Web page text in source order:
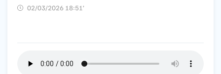
02/03/2026 18:51’